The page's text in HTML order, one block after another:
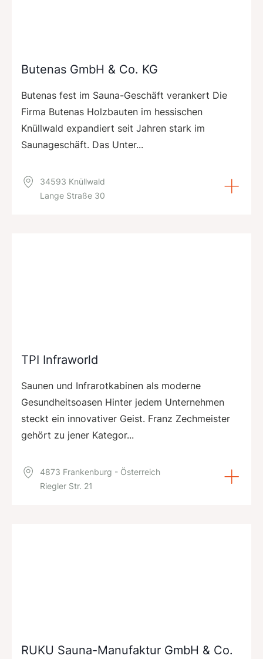
Butenas GmbH & Co. KG
Butenas fest im Sauna-Geschäft verankert Die
Firma Butenas Holzbauten im hessischen
Knüllwald expandiert seit Jahren stark im
Saunageschäft. Das Unter...
34593 Knüllwald
Lange Straße 30
TPI Infraworld
Saunen und Infrarotkabinen als moderne
Gesundheitsoasen Hinter jedem Unternehmen
steckt ein innovativer Geist. Franz Zechmeister
gehört zu jener Kategor...
4873 Frankenburg - Österreich
Riegler Str. 21
RUKU Sauna-Manufaktur GmbH & Co.